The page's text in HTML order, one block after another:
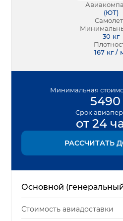
(ЮТ)
30 кг
167 кг /
Минимальная
5490
Срок
от 24
РАССЧИТАТЬ
Основной
Стоимость авиадоставки